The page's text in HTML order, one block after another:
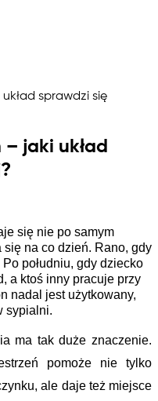
sprawdzi się
jaki układ
się nie po samym
się na co dzień. Rano, gdy
południu, gdy dziecko
a ktoś inny pracuje przy
nadal jest użytkowany,
sypialni.
ma tak duże znaczenie.
pomoże nie tylko
ale daje też miejsce